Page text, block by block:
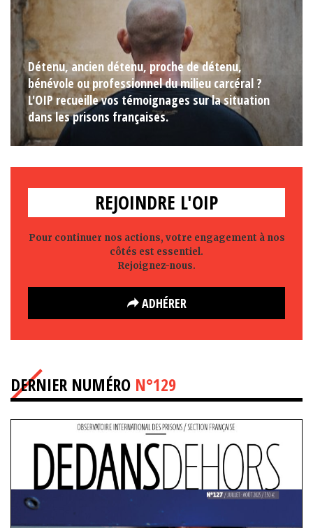
Détenu, ancien détenu, proche de détenu,
bénévole ou professionnel du milieu carcéral ?
L'OIP recueille vos témoignages sur la situation
dans les prisons françaises.
REJOINDRE L'OIP
Pour continuer nos actions, votre engagement à nos
côtés est essentiel.
Rejoignez-nous.
ADHÉRER
DERNIER NUMÉRO N°129